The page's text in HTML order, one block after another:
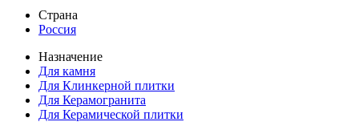
Страна
Россия
Назначение
Для камня
Для Клинкерной плитки
Для Керамогранита
Для Керамической плитки